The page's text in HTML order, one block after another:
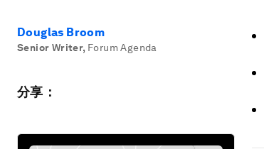
Douglas Broom
Senior Writer, Forum Agenda
分享：